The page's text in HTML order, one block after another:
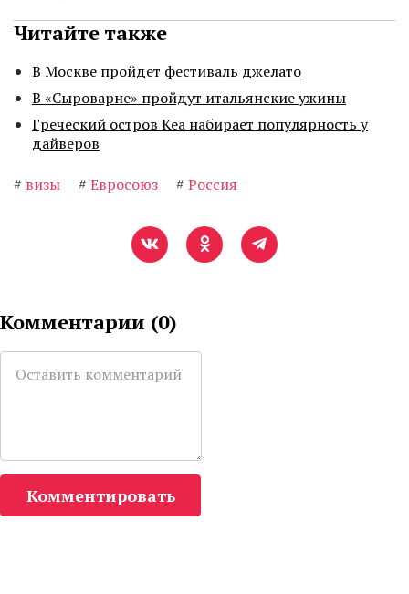
Читайте также
В Москве пройдет фестиваль джелато
В «Сыроварне» пройдут итальянские ужины
Греческий остров Кеа набирает популярность у
дайверов
# визы # Евросоюз # Россия
Комментарии (0)
Комментировать